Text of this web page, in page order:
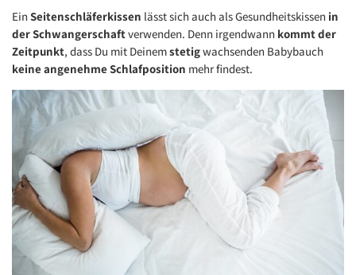
Ein Seitenschläferkissen lässt sich auch als Gesundheitskissen in
der Schwangerschaftverwenden. Denn irgendwann kommtder
Zeitpunkt, dass Du mit Deinemstetigwachsenden Babybauch
keine angenehme Schlafposition mehr findest.